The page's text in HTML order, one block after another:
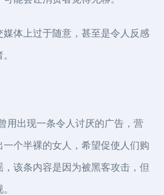
体上过于随意，甚至是令人反感
用出现一条令人讨厌的广告，营
个半裸的女人，希望促使人们购
该条内容是因为被黑客攻击，但